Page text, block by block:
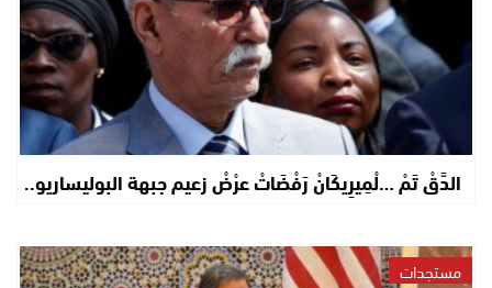
الدَّقْ تَمْ …لْمِيرِيكَانْ رَفْضَاتْ عرْضْ زعيم جبهة البوليساريو..
مستجدات